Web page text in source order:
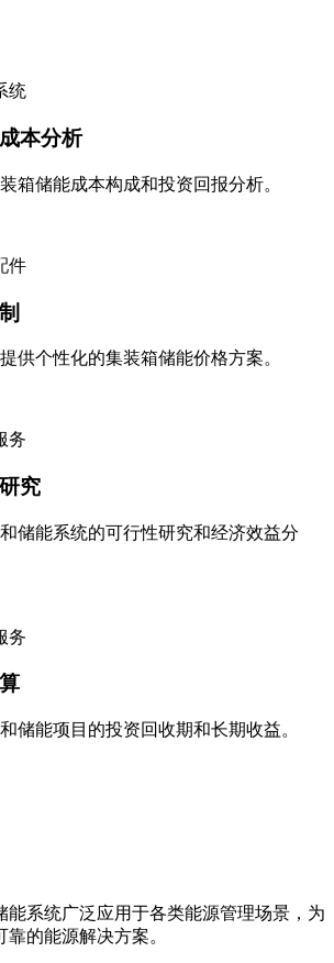
本分析
箱储能成本构成和投资回报分析。
供个性化的集装箱储能价格方案。
究
储能系统的可行性研究和经济效益分
储能项目的投资回收期和长期收益。
能系统广泛应用于各类能源管理场景，为
的能源解决方案。